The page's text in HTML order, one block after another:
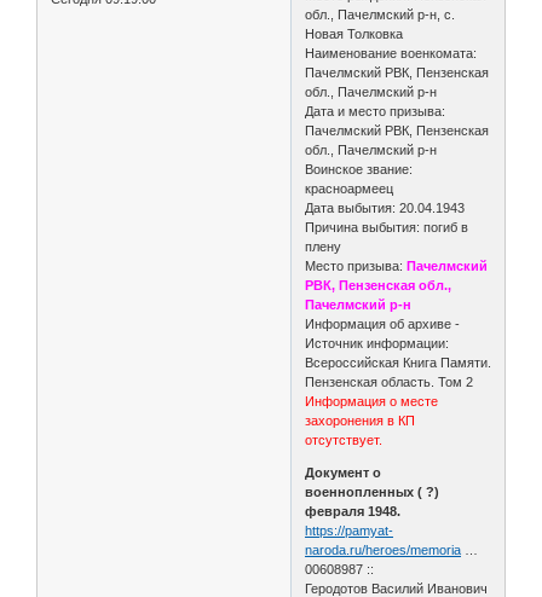
обл., Пачелмский р-н, с.
Новая Толковка
Наименование военкомата:
Пачелмский РВК, Пензенская
обл., Пачелмский р-н
Дата и место призыва:
Пачелмский РВК, Пензенская
обл., Пачелмский р-н
Воинское звание:
красноармеец
Дата выбытия: 20.04.1943
Причина выбытия: погиб в
плену
Место призыва: Пачелмский
РВК, Пензенская обл.,
Пачелмский р-н
Информация об архиве -
Источник информации:
Всероссийская Книга Памяти.
Пензенская область. Том 2
Информация о месте
захоронения в КП
отсутствует.
Документ о
военнопленных ( ?)
февраля 1948.
https://pamyat-
naroda.ru/heroes/memoria
00608987 ::
Геродотов Василий Иванович